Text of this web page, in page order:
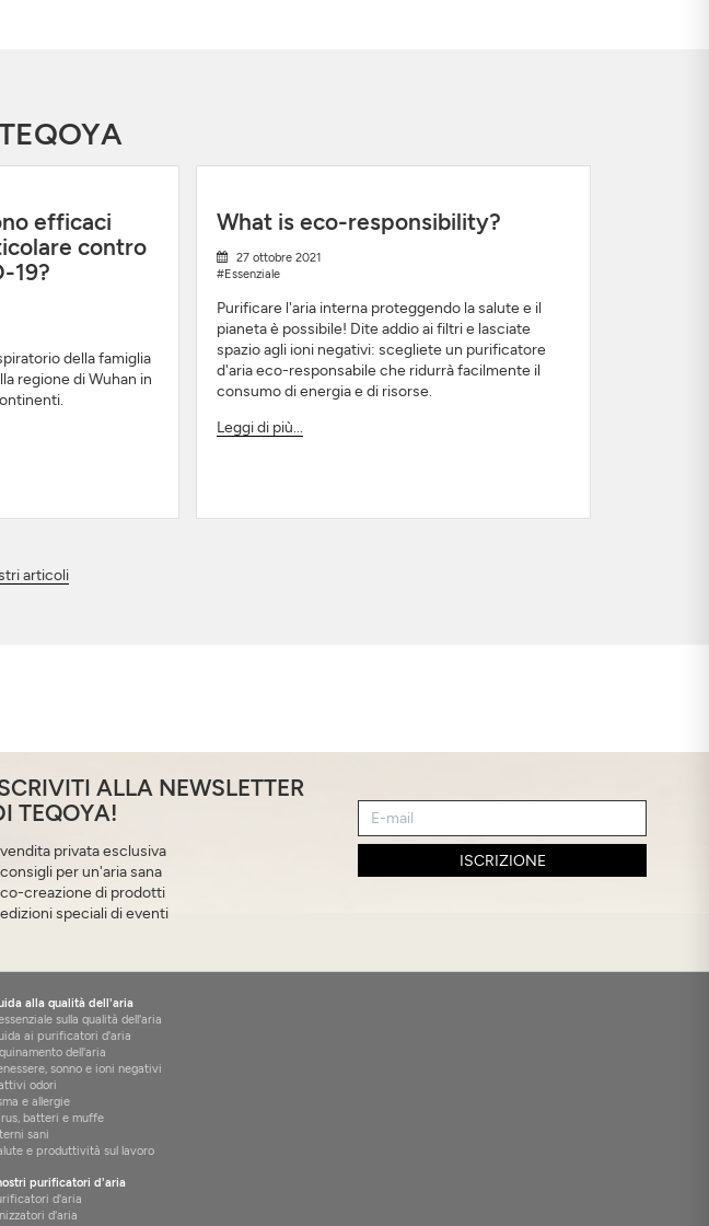
efficaci
contro
19?
della famiglia
regione di Wuhan in
What is eco-responsibility?
27 ottobre 2021
#Essenziale
Purificare l'aria interna proteggendo la salute e il
pianeta è possibile! Dite addio ai filtri e lasciate
spazio agli ioni negativi: scegliete un purificatore
d'aria eco-responsabile che ridurrà facilmente il
consumo di energia e di risorse.
Leggi di più...
articoli
ALLA NEWSLETTER
TEQOYA!
privata esclusiva
per un'aria sana
creazione di prodotti
speciali di eventi
ISCRIZIONE
alla qualità dell'aria
sulla qualità dell'aria
ai purificatori d'aria
dell'aria
sonno e ioni negativi
odori
e allergie
batteri e muffe
sani
e produttività sul lavoro
purificatori d'aria
d'aria
d'aria